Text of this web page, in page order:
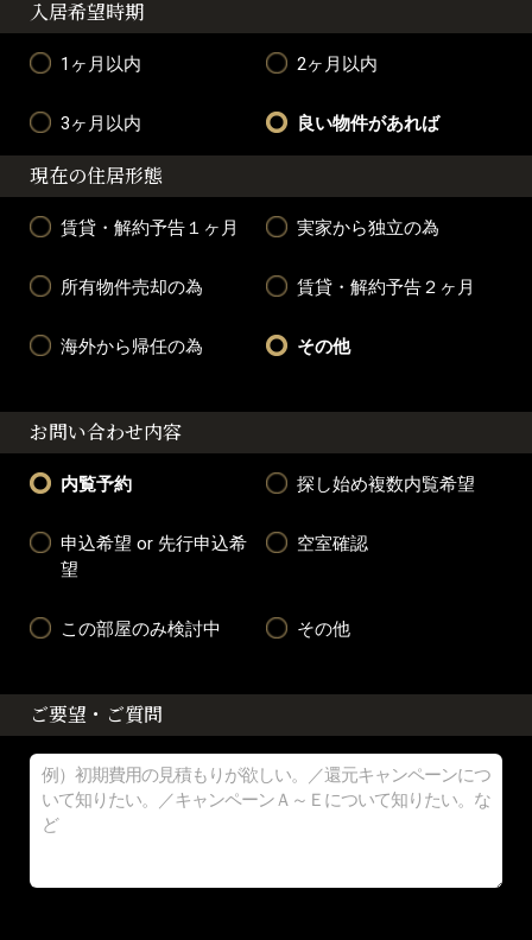
入居希望時期
1ヶ月以内 2ヶ月以内
3ヶ月以内 良い物件があれば
現在の住居形態
賃貸・解約予告１ヶ月 実家から独立の為
所有物件売却の為 賃貸・解約予告２ヶ月
海外から帰任の為 その他
お問い合わせ内容
内覧予約 探し始め複数内覧希望
申込希望 or 先行申込希
望
空室確認
この部屋のみ検討中 その他
ご要望・ご質問